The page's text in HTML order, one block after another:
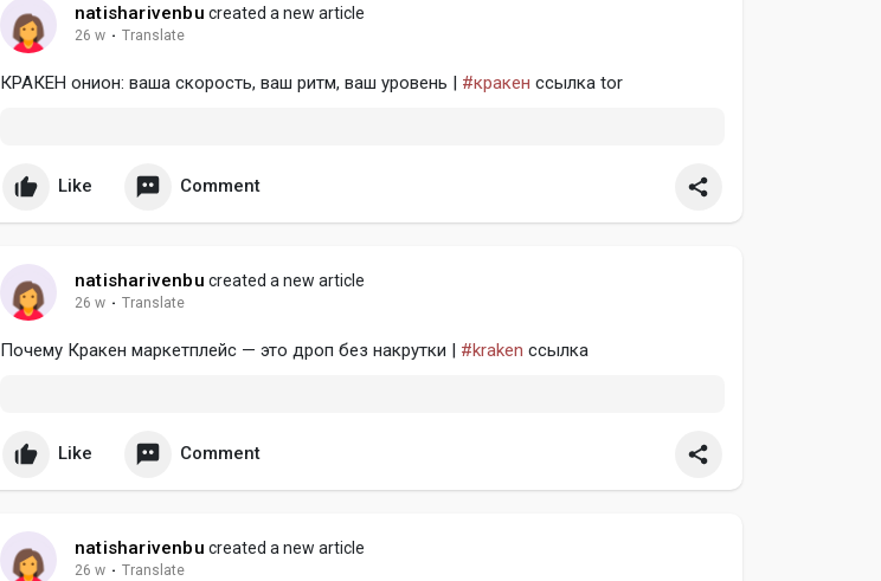
natisharivenbu created a new article
26 w · Translate
КРАКЕН онион: ваша скорость, ваш ритм, ваш уровень | #кракен ссылка tor
Like Comment
natisharivenbu created a new article
26 w · Translate
Почему Кракен маркетплейс — это дроп без накрутки | #kraken ссылка
Like Comment
natisharivenbu created a new article
26 w · Translate